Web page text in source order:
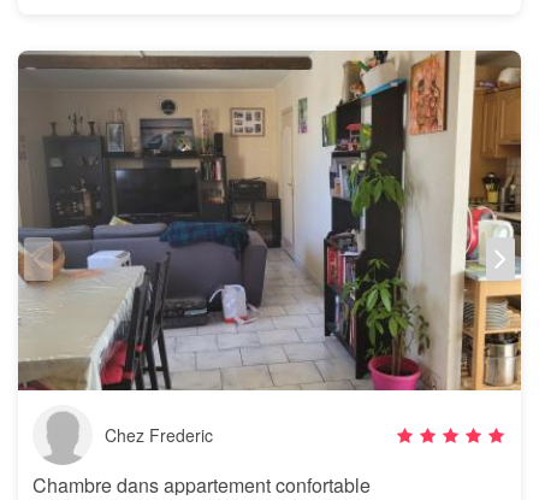
Chez Frederic
Chambre dans appartement confortable